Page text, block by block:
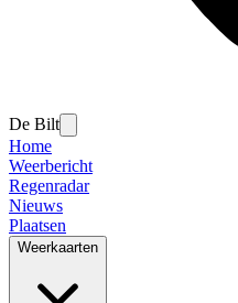
De Bilt
Home
Weerbericht
Regenradar
Nieuws
Plaatsen
Weerkaarten